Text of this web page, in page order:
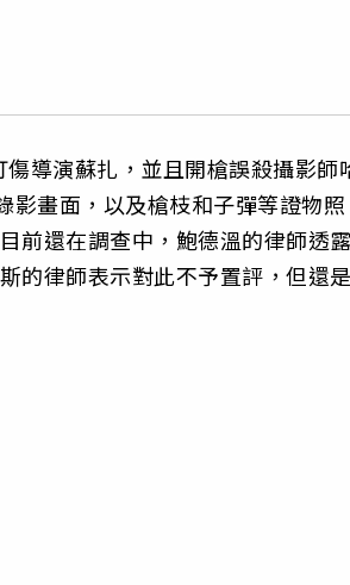
導演蘇扎，並且開槍誤殺攝影師
影畫面，以及槍枝和子彈等證物照
前還在調查中，鮑德溫的律師透
的律師表示對此不予置評，但還